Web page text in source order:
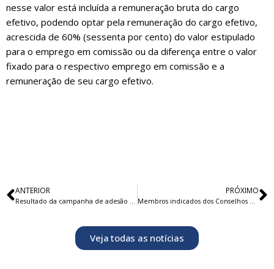
nesse valor está incluída a remuneração bruta do cargo
efetivo, podendo optar pela remuneração do cargo efetivo,
acrescida de 60% (sessenta por cento) do valor estipulado
para o emprego em comissão ou da diferença entre o valor
fixado para o respectivo emprego em comissão e a
remuneração de seu cargo efetivo.
ANTERIOR
Resultado da campanha de adesão do Prêmio Funpresp-Jud 2017
PRÓXIMO
Membros indicados dos Conselhos da Funpresp-Jud tomam posse
Veja todas as notícias